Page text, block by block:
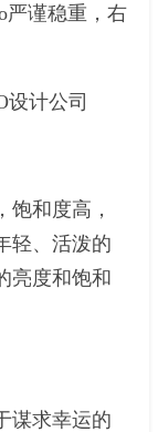
严谨稳重，右
设计公司
和度高，
轻、活泼的
亮度和饱和
谋求幸运的